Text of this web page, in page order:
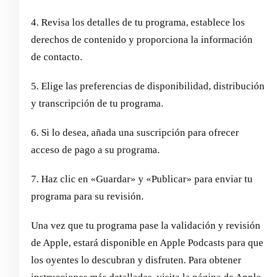
4. Revisa los detalles de tu programa, establece los
derechos de contenido y proporciona la información
de contacto.
5. Elige las preferencias de disponibilidad, distribución
y transcripción de tu programa.
6. Si lo desea, añada una suscripción para ofrecer
acceso de pago a su programa.
7. Haz clic en «Guardar» y «Publicar» para enviar tu
programa para su revisión.
Una vez que tu programa pase la validación y revisión
de Apple, estará disponible en Apple Podcasts para que
los oyentes lo descubran y disfruten. Para obtener